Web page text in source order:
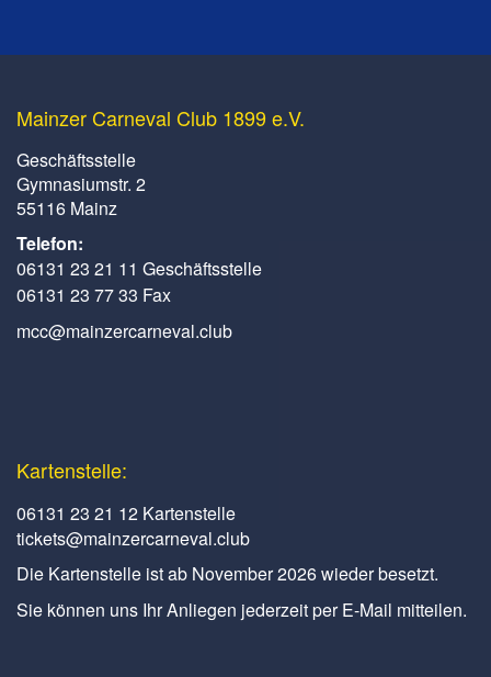
Mainzer Carneval Club 1899 e.V.
Geschäftsstelle
Gymnasiumstr. 2
55116 Mainz
Telefon:
06131 23 21 11 Geschäftsstelle
06131 23 77 33 Fax
mcc@mainzercarneval.club
Kartenstelle:
06131 23 21 12 Kartenstelle
tickets@mainzercarneval.club
Die Kartenstelle ist ab November 2026 wieder besetzt.
Sie können uns Ihr Anliegen jederzeit per E-Mail mitteilen.